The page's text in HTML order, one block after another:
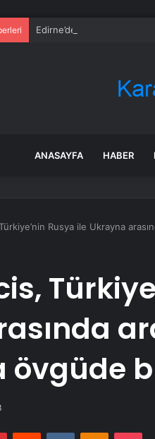
Edirne’de Kamyonet Kaza
ANASAYFA HABER
Rusya ile Ukrayna
övgüde
PinterestReddit VKontakte